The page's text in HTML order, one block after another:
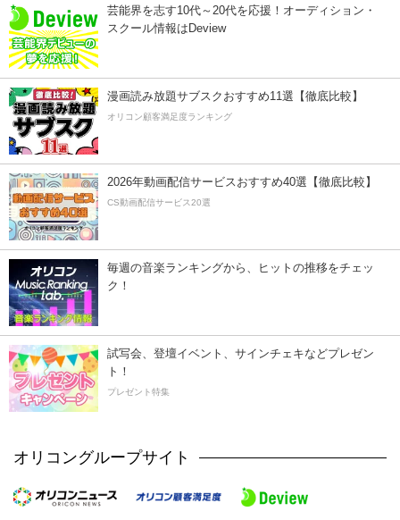
芸能界を志す10代～20代を応援！オーディション・
スクール情報はDeview
漫画読み放題サブスクおすすめ11選【徹底比較】
オリコン顧客満足度ランキング
2026年動画配信サービスおすすめ40選【徹底比較】
CS動画配信サービス20選
毎週の音楽ランキングから、ヒットの推移をチェッ
ク！
試写会、登壇イベント、サインチェキなどプレゼン
ト！
プレゼント特集
オリコングループサイト